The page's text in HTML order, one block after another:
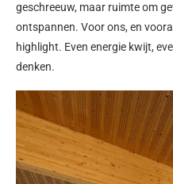
geschreeuw, maar ruimte om
ontspannen. Voor ons, en
highlight. Even energie kwijt,
denken.